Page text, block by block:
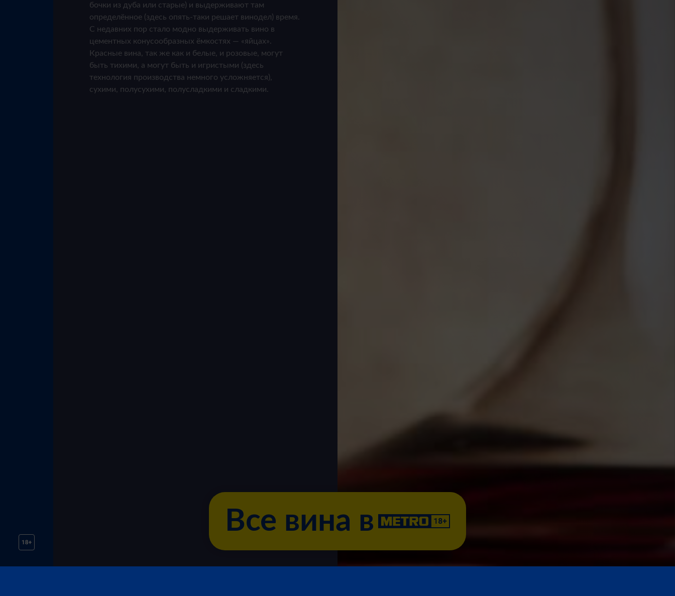
Все вина в
бочки из дуба или старые) и выдерживают там
определённое (здесь опять-таки решает винодел) время.
С недавних пор стало модно выдерживать вино в
цементных конусообразных ёмкостях — «яйцах».
Красные вина, так же как и белые, и розовые, могут
быть тихими, а могут быть и игристыми (здесь
технология производства немного усложняется),
сухими, полусухими, полусладкими и сладкими.